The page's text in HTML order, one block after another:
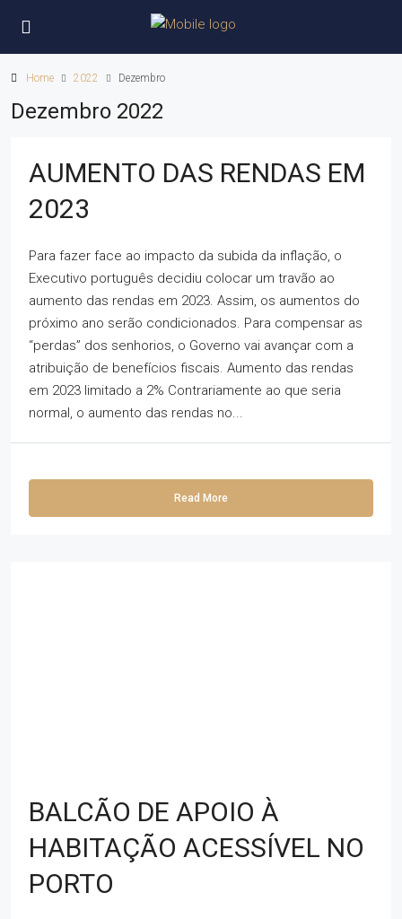
Home 2022 Dezembro
Dezembro 2022
AUMENTO DAS RENDAS EM
2023
Para fazer face ao impacto da subida da inflação, o
Executivo português decidiu colocar um travão ao
aumento das rendas em 2023. Assim, os aumentos do
próximo ano serão condicionados. Para compensar as
“perdas” dos senhorios, o Governo vai avançar com a
atribuição de benefícios fiscais. Aumento das rendas
em 2023 limitado a 2% Contrariamente ao que seria
normal, o aumento das rendas no...
Read More
BALCÃO DE APOIO À
HABITAÇÃO ACESSÍVEL NO
PORTO